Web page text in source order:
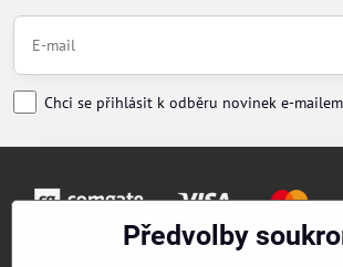
Chci se přihlásit k odběru novinek e-mailem
Předvolby